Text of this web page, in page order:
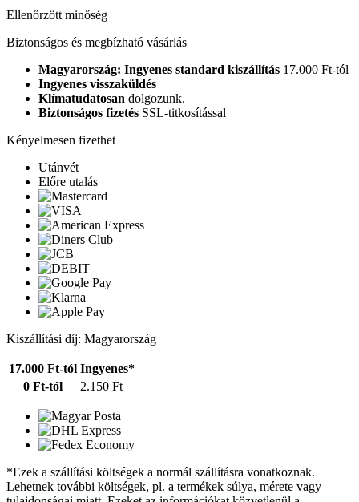
Ellenőrzött minőség
Biztonságos és megbízható vásárlás
Magyarország: Ingyenes standard kiszállítás 17.000 Ft-tól
Ingyenes visszaküldés
Klímatudatosan dolgozunk.
Biztonságos fizetés SSL-titkosítással
Kényelmesen fizethet
Utánvét
Előre utalás
Kiszállítási díj: Magyarország
17.000 Ft-tól Ingyenes*
0 Ft-tól
2.150 Ft
*Ezek a szállítási költségek a normál szállításra vonatkoznak.
Lehetnek további költségek, pl. a termékek súlya, mérete vagy